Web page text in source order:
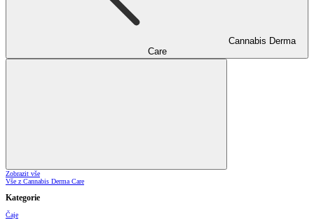
Cannabis Derma
Care
Zobrazit vše
Vše z Cannabis Derma Care
Kategorie
Čaje